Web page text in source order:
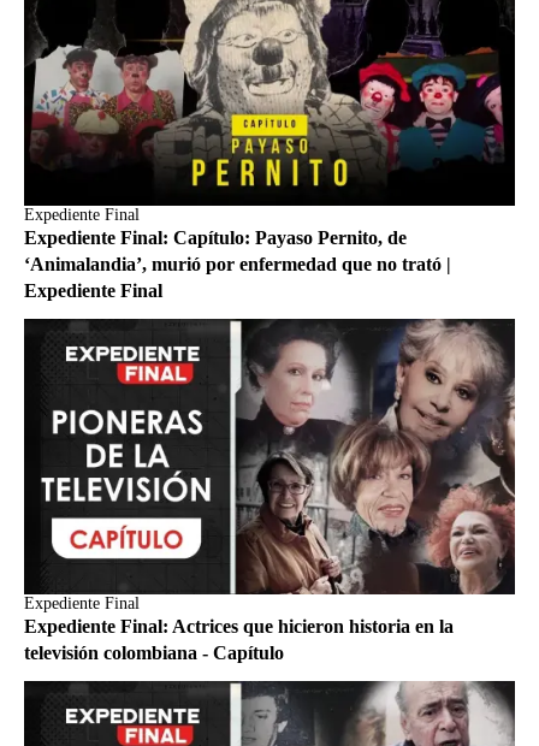
Expediente Final
Expediente Final: Capítulo: Payaso Pernito, de
‘Animalandia’, murió por enfermedad que no trató |
Expediente Final
Expediente Final
Expediente Final: Actrices que hicieron historia en la
televisión colombiana - Capítulo